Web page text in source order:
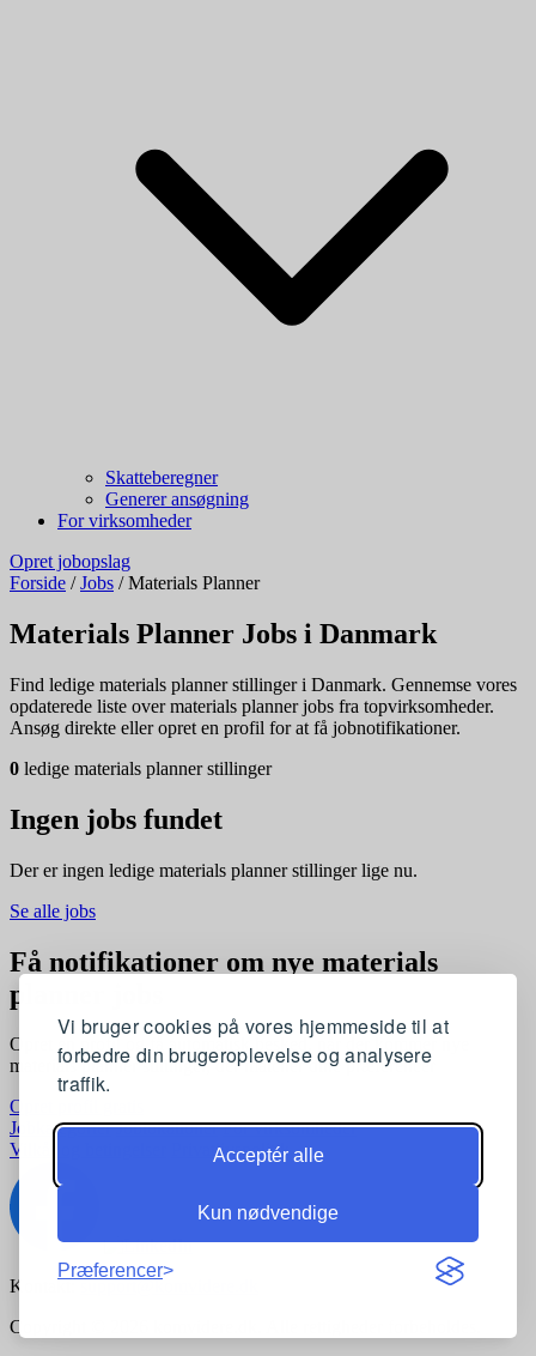
Vi bruger cookies på vores hjemmeside til at
forbedre din brugeroplevelse og analysere
traffik.
Acceptér alle
Kun nødvendige
Præferencer
Skatteberegner
Generer ansøgning
For virksomheder
Opret jobopslag
Forside / Jobs / Materials Planner
Materials Planner Jobs i Danmark
Find ledige materials planner stillinger i Danmark. Gennemse vores
opdaterede liste over materials planner jobs fra topvirksomheder.
Ansøg direkte eller opret en profil for at få jobnotifikationer.
0 ledige materials planner stillinger
Ingen jobs fundet
Der er ingen ledige materials planner stillinger lige nu.
Se alle jobs
Få notifikationer om nye materials
planner jobs
Opret en profil og få automatisk besked, når der kommer nye
materials planner stillinger, der matcher dine præferencer
Opret profil gratis
Jobkategorier Joblokationer For virksomheder
Vilkår og betingelser
Privatlivspolitik
Kontakt:support@komvidere.dk
Copyright © 2026 komvidere.dk. Alle rettigheder forbeholdes.